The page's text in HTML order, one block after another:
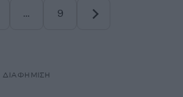
…
9
ΔΙΑΦΗΜΙΣΗ